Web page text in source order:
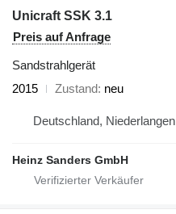
Unicraft SSK 3.1
Preis auf Anfrage
Sandstrahlgerät
2015
Zustand neu
Deutschland, Niederlangen
Heinz Sanders GmbH